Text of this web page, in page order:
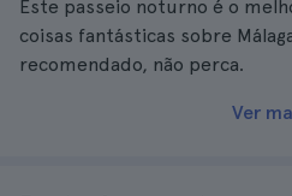
Este passeio noturno é o
coisas fantásticas sobre
recomendado, não perca.
Ver